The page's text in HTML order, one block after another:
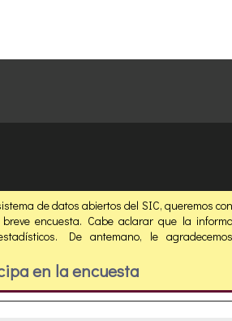
de datos abiertos del SIC, queremos
encuesta. Cabe aclarar que la
De antemano, le
en la encuesta